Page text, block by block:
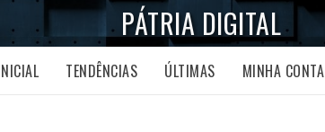
PÁTRIA DIGITAL
TENDÊNCIAS ÚLTIMAS MINHA CONTA